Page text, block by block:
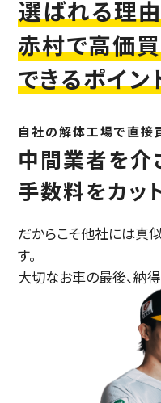
選ばれる理
赤村で高価
できるポイン
自社の解体工場で直接
中間業者を介
手数料をカッ
だからこそ他社には真
す。
大切なお車の最後、納